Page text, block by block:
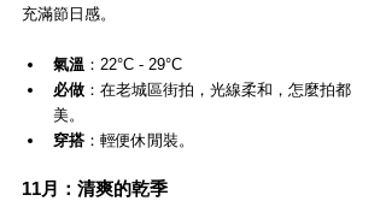
充滿節日感。
氣溫 ：22°C - 29°C
必做 ：在老城區街拍，光線柔和，怎麼拍都
美。
穿搭 ：輕便休閒裝。
11月：清爽的乾季